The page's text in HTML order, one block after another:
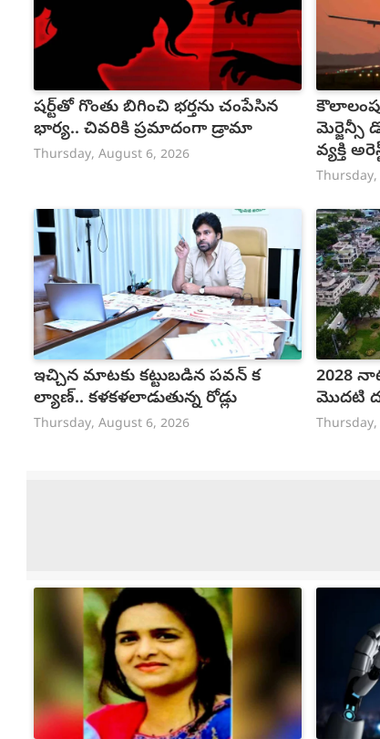
షర్ట్‌తో గొంతు బిగించి భర్తను చంపేసిన
భార్య.. చివరికి ప్రమాదంగా డ్రామా
Thursday, August 6, 2026
మెర్జెన్సీ
వ్యక్తి
ఇచ్చిన మాటకు కట్టుబడిన పవన్ క
ల్యాణ్.. కళకళలాడుతున్న రోడ్లు
Thursday, August 6, 2026
2028
మొదటి